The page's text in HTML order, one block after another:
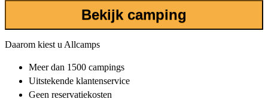
Bekijk camping
Daarom kiest u Allcamps
Meer dan 1500 campings
Uitstekende klantenservice
Geen reservatiekosten